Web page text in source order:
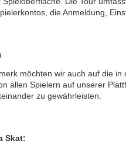
die Anmeldung,
möchten wir auch auf die
allen Spielern auf unserer
zu gewährleisten.
Skat: